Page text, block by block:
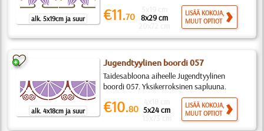
alk. 5x19cm ja suur €11.70 8x29 cm
LISÄÄ KOKOJA,
MUUT OPTIOT
alk. 4x18cm ja suur
Jugendtyylinen boordi 057
Taidesabloona aiheelle Jugendtyylinen
boordi 057. Yksikerroksinen sapluuna.
€10.80 5x24 cm
LISÄÄ KOKOJA,
MUUT OPTIOT